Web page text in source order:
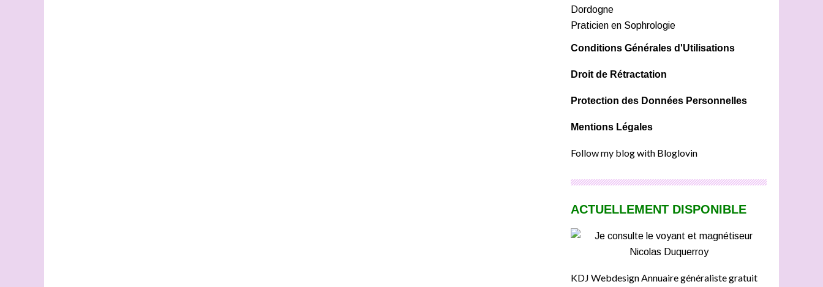
ACTUELLEMENT DISPONIBLE
KDJ Webdesign Annuaire généraliste gratuit
Praticien en Sophrologie
Conditions Générales d'Utilisations
Droit de Rétractation
Protection des Données Personnelles
Mentions Légales
Follow my blog with Bloglovin